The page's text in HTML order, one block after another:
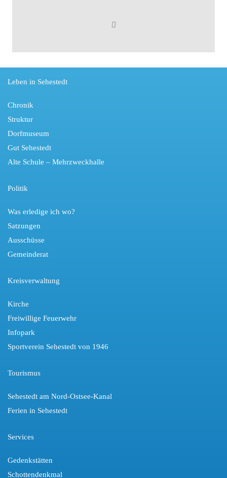
Leben in Sehestedt
Chronik
Struktur
Dorfmuseum
Gut Sehestedt
Alte Schule – Mehrzweckhalle
Politik
Was erledige ich wo?
Satzungen
Ausschüsse
Gemeinderat
Kreisverwaltung
Kirche
Freiwillige Feuerwehr
Infopark
Sportverein Sehestedt von 1946
Tourismus
Sehestedt am Nord-Ostsee-Kanal
Ferien in Sehestedt
Services
Gedenkstätten
Schottendenkmal